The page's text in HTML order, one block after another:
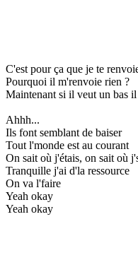
C'est pour ça que je te
Pourquoi il m'renvoie rien ?
Maintenant si il veut un bas
Ahhh...
Ils font semblant de baiser
Tout l'monde est au courant
On sait où j'étais, on sait où
Tranquille j'ai d'la ressource
On va l'faire
Yeah okay
Yeah okay